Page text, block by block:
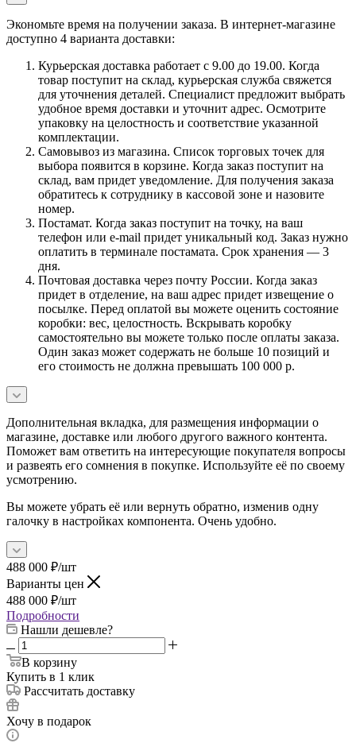
Экономьте время на получении заказа. В интернет-магазине
доступно 4 варианта доставки:
Курьерская доставка работает с 9.00 до 19.00. Когда
товар поступит на склад, курьерская служба свяжется
для уточнения деталей. Специалист предложит выбрать
удобное время доставки и уточнит адрес. Осмотрите
упаковку на целостность и соответствие указанной
комплектации.
Самовывоз из магазина. Список торговых точек для
выбора появится в корзине. Когда заказ поступит на
склад, вам придет уведомление. Для получения заказа
обратитесь к сотруднику в кассовой зоне и назовите
номер.
Постамат. Когда заказ поступит на точку, на ваш
телефон или e-mail придет уникальный код. Заказ нужно
оплатить в терминале постамата. Срок хранения — 3
дня.
Почтовая доставка через почту России. Когда заказ
придет в отделение, на ваш адрес придет извещение о
посылке. Перед оплатой вы можете оценить состояние
коробки: вес, целостность. Вскрывать коробку
самостоятельно вы можете только после оплаты заказа.
Один заказ может содержать не больше 10 позиций и
его стоимость не должна превышать 100 000 р.
Дополнительная вкладка, для размещения информации о
магазине, доставке или любого другого важного контента.
Поможет вам ответить на интересующие покупателя вопросы
и развеять его сомнения в покупке. Используйте её по своему
усмотрению.
Вы можете убрать её или вернуть обратно, изменив одну
галочку в настройках компонента. Очень удобно.
488 000 ₽/шт
Варианты цен
488 000 ₽/шт
Подробности
Нашли дешевле?
В корзину
Купить в 1 клик
Рассчитать доставку
Хочу в подарок